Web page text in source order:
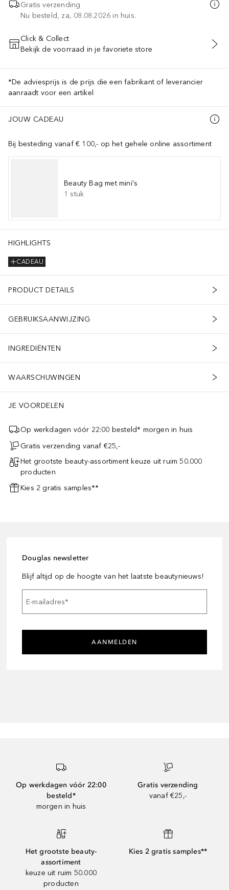
Gratis verzending
Nu besteld, za, 08.08.2026 in huis.
VOEG TOE AAN WINKELMANDJE
Click & Collect
Bekijk de voorraad in je favoriete store
*De adviesprijs is de prijs die een fabrikant of leverancier
aanraadt voor een artikel
JOUW CADEAU
Bij besteding vanaf € 100,- op het gehele online assortiment
Beauty Bag met mini's
1 stuk
HIGHLIGHTS
CADEAU
PRODUCT DETAILS
GEBRUIKSAANWIJZING
INGREDIËNTEN
WAARSCHUWINGEN
JE VOORDELEN
Op werkdagen vóór 22:00 besteld* morgen in huis
Gratis verzending vanaf €25,-
Het grootste beauty-assortiment keuze uit ruim 50.000
producten
Kies 2 gratis samples**
Douglas newsletter
Blijf altijd op de hoogte van het laatste beautynieuws!
E-mailadres*
AANMELDEN
Op werkdagen vóór 22:00
besteld*
morgen in huis
Gratis verzending
vanaf €25,-
Het grootste beauty-
assortiment
keuze uit ruim 50.000
producten
Kies 2 gratis samples**